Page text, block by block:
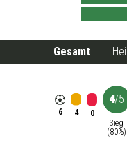
Gesamt
6 4 0
4/5
Sieg
(80%)